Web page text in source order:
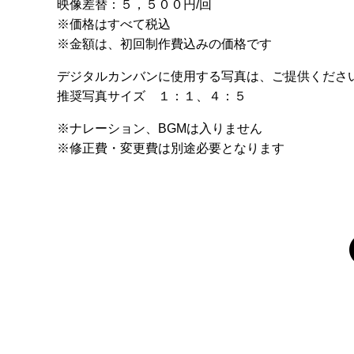
映像差替：５，５００円/回
※価格はすべて税込
※金額は、初回制作費込みの価格です
デジタルカンバンに使用する写真は、ご提供くださ
推奨写真サイズ １：１、４：５
※ナレーション、BGMは入りません
※修正費・変更費は別途必要となります